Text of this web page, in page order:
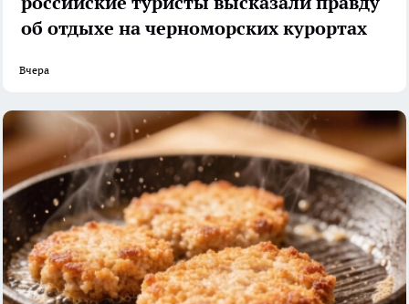
об отдыхе на черноморских курортах
Вчера